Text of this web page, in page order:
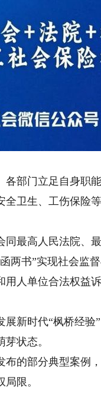
部门立足自身职能
卫生、工伤保险
最高人民法院、
两书”实现社会监
人单位合法权益
新时代“枫桥经验
状态。
的部分典型案例，
限。